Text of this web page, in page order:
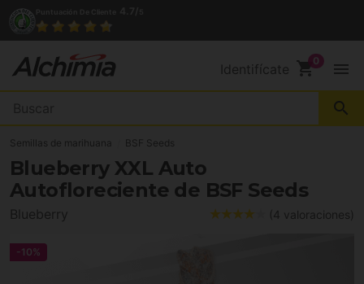
Identifícate shopping_cart menu
search
Semillas de marihuana BSF Seeds
Blueberry XXL Auto
Autofloreciente de BSF Seeds
Blueberry (4 valoraciones)
-10%